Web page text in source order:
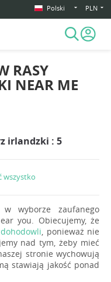
Polski PLN
RASY
NEAR ME
irlandzki : 5
wszystko
wyborze zaufanego
you. Obiecujemy, że
, ponieważ nie
nad tym, żeby mieć
stronie wychowują
stawiają jakość ponad